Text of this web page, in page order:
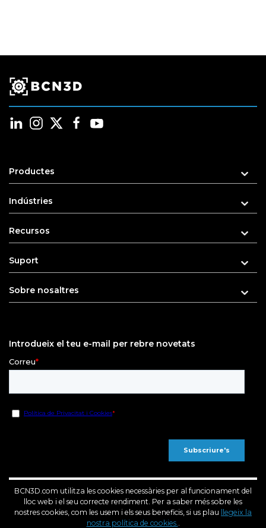
Productes
Indústries
Recursos
Suport
Sobre nosaltres
Introdueix el teu e-mail per rebre novetats
BCN3D.com utilitza les cookies necessàries per al funcionament del
lloc web i el seu correcte rendiment. Per a saber més sobre les
nostres cookies, com les usem i els seus beneficis, si us plau
llegeix la
nostra política de cookies..